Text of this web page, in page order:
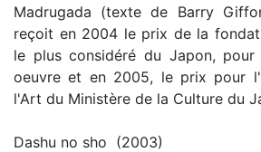
Madrugada (texte de Barry
reçoit en 2004 le prix de la
le plus considéré du Japon, pour
oeuvre et en 2005, le prix pour
l'Art du Ministère de la Culture du
Dashu no sho (2003)